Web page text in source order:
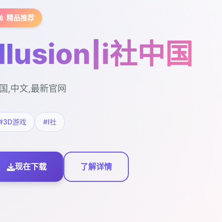
精品推荐
社中国
,中文,最新官网
游戏 #I社
现在下载 了解详情